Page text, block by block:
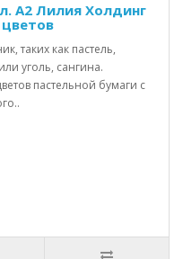
А2 Лилия Холдинг
таких как пастель,
уголь, сангина.
пастельной бумаги с